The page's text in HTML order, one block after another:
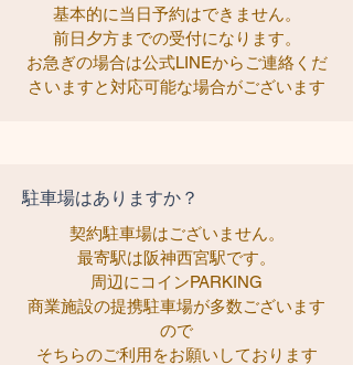
基本的に当日予約はできません。
前日夕方までの受付になります。
お急ぎの場合は公式LINEからご連絡くだ
さいますと対応可能な場合がございます​
駐車場はありますか？
契約駐車場はございません。
​最寄駅は阪神西宮駅です。
周辺にコインPARKING
商業施設の提携駐車場が多数ございます
ので
そちらのご利用をお願いしております